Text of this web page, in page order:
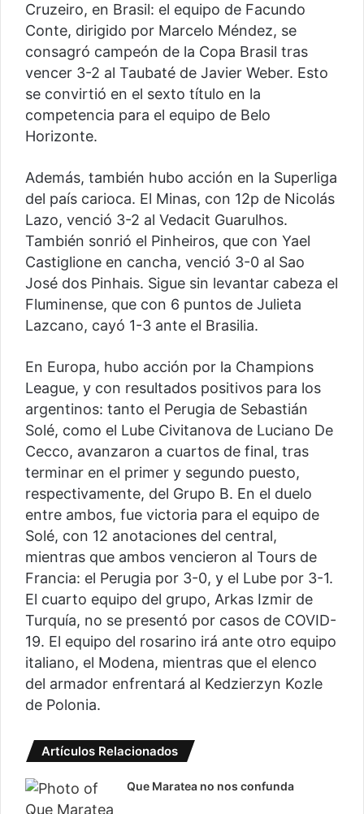
Cruzeiro, en Brasil: el equipo de Facundo
Conte, dirigido por Marcelo Méndez, se
consagró campeón de la Copa Brasil tras
vencer 3-2 al Taubaté de Javier Weber. Esto
se convirtió en el sexto título en la
competencia para el equipo de Belo
Horizonte.
Además, también hubo acción en la Superliga
del país carioca. El Minas, con 12p de Nicolás
Lazo, venció 3-2 al Vedacit Guarulhos.
También sonrió el Pinheiros, que con Yael
Castiglione en cancha, venció 3-0 al Sao
José dos Pinhais. Sigue sin levantar cabeza el
Fluminense, que con 6 puntos de Julieta
Lazcano, cayó 1-3 ante el Brasilia.
En Europa, hubo acción por la Champions
League, y con resultados positivos para los
argentinos: tanto el Perugia de Sebastián
Solé, como el Lube Civitanova de Luciano De
Cecco, avanzaron a cuartos de final, tras
terminar en el primer y segundo puesto,
respectivamente, del Grupo B. En el duelo
entre ambos, fue victoria para el equipo de
Solé, con 12 anotaciones del central,
mientras que ambos vencieron al Tours de
Francia: el Perugia por 3-0, y el Lube por 3-1.
El cuarto equipo del grupo, Arkas Izmir de
Turquía, no se presentó por casos de COVID-
19. El equipo del rosarino irá ante otro equipo
italiano, el Modena, mientras que el elenco
del armador enfrentará al Kedzierzyn Kozle
de Polonia.
Artículos Relacionados
Que Maratea no nos confunda